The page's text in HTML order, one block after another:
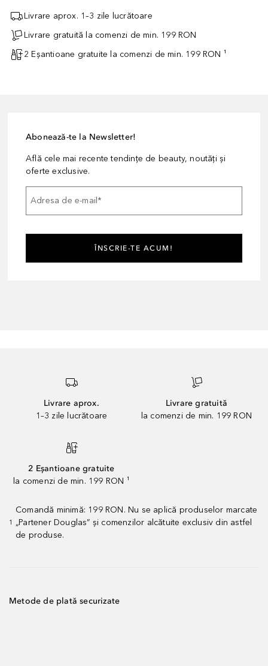
Livrare aprox. 1–3 zile lucrătoare
Livrare gratuită la comenzi de min. 199 RON
2 Eșantioane gratuite la comenzi de min. 199 RON ¹
Abonează-te la Newsletter!
Află cele mai recente tendințe de beauty, noutăți și
oferte exclusive.
Adresa de e-mail*
ÎNSCRIE-TE ACUM!
Livrare aprox.
1–3 zile lucrătoare
Livrare gratuită
la comenzi de min. 199 RON
2 Eșantioane gratuite
la comenzi de min. 199 RON ¹
1
Comandă minimă: 199 RON. Nu se aplică produselor marcate
„Partener Douglas” și comenzilor alcătuite exclusiv din astfel
de produse.
Metode de plată securizate